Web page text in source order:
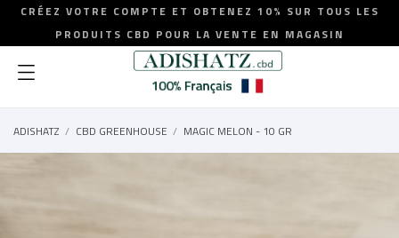
CRÉEZ VOTRE COMPTE ET OBTENEZ 10% SUR TOUS LES
PRODUITS CBD POUR LA VENTE EN MAGASIN
ADISHATZ CBD GREENHOUSE MAGIC MELON - 10 GR